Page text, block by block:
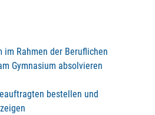
im Rahmen der Beruflichen
Gymnasium absolvieren
bestellen und